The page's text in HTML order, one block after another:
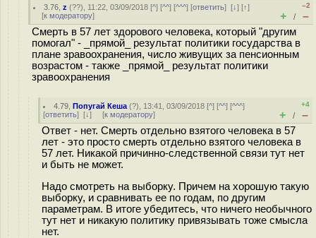
3.76 ,z (??), 11:22, 03/09/2018 [^] [^^] [^^^] [ответить][↓] [↑]
[к модератору]
–2
+ / –
Смерть в 57 лет здорового человека, который "другим
помогал" - _прямой_ результат политики государства в
плане зравоохранения, число живущих за пенсионным
возрастом - также _прямой_ результат политики
зравоохранения
4.79 ,Попугай Кеша (?), 13:41, 03/09/2018 [^] [^^] [^^^]
[ответить] [↓] [к модератору]
+4
+ / –
Ответ - нет. Смерть отдельно взятого человека в 57
лет - это просто смерть отдельно взятого человека в
57 лет. Никакой причинно-следственной связи тут нет
и быть не может.
Надо смотреть на выборку. Причем на хорошую такую
выборку, и сравнивать ее по годам, по другим
параметрам. В итоге убедитесь, что ничего необычного
тут нет и никакую политику привязывать тоже смысла
нет.